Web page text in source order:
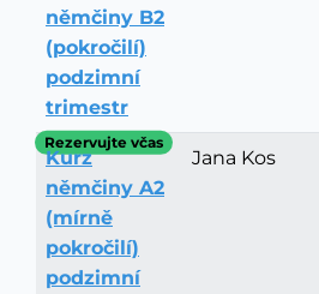
němčiny B2
(pokročilí)
podzimní
trimestr
Rezervujte včas
Kurz
němčiny A2
(mírně
pokročilí)
podzimní
Jana Kos